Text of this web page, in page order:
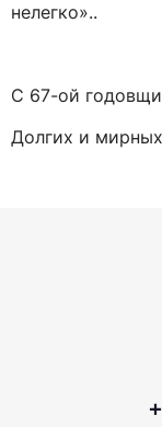
нелегко»..
С 67-ой
Долгих и